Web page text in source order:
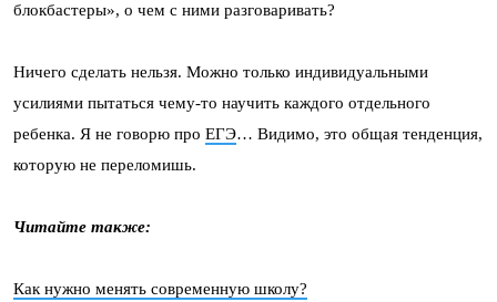
блокбастеры», о чем с ними разговаривать?
Ничего сделать нельзя. Можно только индивидуальными
усилиями пытаться чему-то научить каждого отдельного
ребенка. Я не говорю про ЕГЭ… Видимо, это общая тенденция,
которую не переломишь.
Читайте также:
Как нужно менять современную школу?